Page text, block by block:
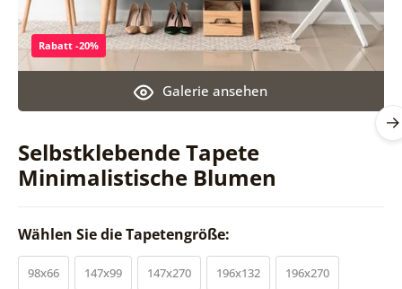
Selbstklebende Tapete
Minimalistische Blumen
Galerie ansehen
Rabatt -20%
Wählen Sie die Tapetengröße:
98x66 147x99 147x270 196x132 196x270